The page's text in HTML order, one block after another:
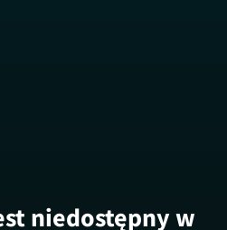
niedostępny w